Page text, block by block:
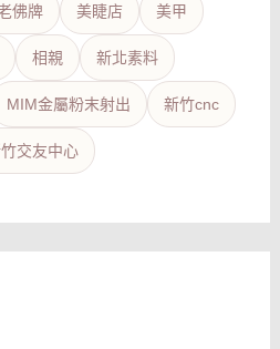
佛牌 美睫店 美甲
相親 新北素料
MIM金屬粉末射出 新竹cnc
交友中心